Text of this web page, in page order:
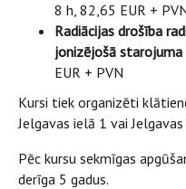
8 h, 82,65 EUR +
Radiācijas drošība
jonizējošā
EUR + PVN
Kursi tiek organizēti
Jelgavas ielā 1 vai
Pēc kursu sekmīgas
derīga 5 gadus.